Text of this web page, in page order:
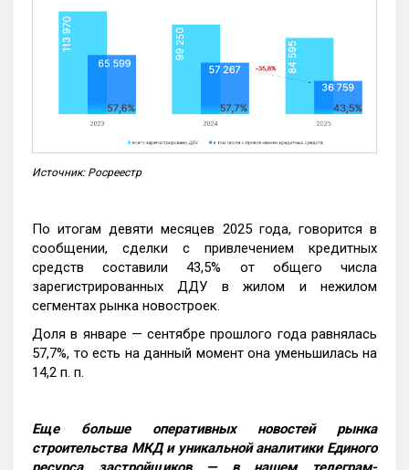
Источник: Росреестр
По итогам девяти месяцев 2025 года, говорится в
сообщении, сделки с привлечением кредитных
средств составили 43,5% от общего числа
зарегистрированных ДДУ в жилом и нежилом
сегментах рынка новостроек.
Доля в январе — сентябре прошлого года равнялась
57,7%, то есть на данный момент она уменьшилась на
14,2 п. п.
Еще больше оперативных новостей рынка
строительства МКД и уникальной аналитики Единого